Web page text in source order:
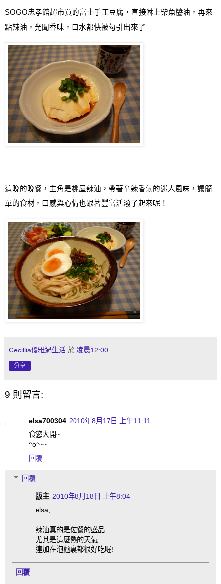
SOGO忠孝館超市買的富士手工豆腐，直接淋上柴魚醬油，再來
點辣油 ，光聞香味，口水都快被勾引出來了
這晚的晚餐，主角是桃屋辣油 ，帶著辛辣香氣的迷人風味，讓簡
單的食材，口感與心情也跟著豐富活潑了起來呢！
Cecillia優雅過生活 於 凌晨12:00
分享
9 則留言:
elsa700304 2010年8月17日 上午11:11
食慾大開~
^o^~~
回覆
回覆
版主 2010年8月18日 上午8:04
elsa,
辣油真的是佐餐的盛品
尤其是這麼熱的天氣
連加在泡麵裏都很好吃喔!
回覆